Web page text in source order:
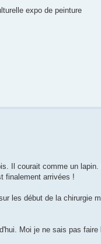
expo de peinture
Il courait comme un lapin.
finalement arrivées !
les début de la chirurgie
Moi je ne sais pas faire